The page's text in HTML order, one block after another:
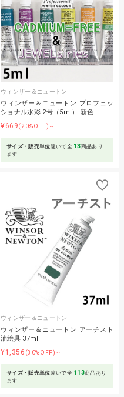
ウィンザー＆ニュートン
ウィンザー＆ニュートン プロフェッ
ショナル水彩 2号（5ml） 新色
¥669(20%OFF)～
サイズ・販売単位違いで全 13商品あり
ます
ウィンザー＆ニュートン
ウィンザー＆ニュートン アーチスト
油絵具 37ml
¥1,356 (30%OFF)～
サイズ・販売単位違いで全 113商品あり
ます